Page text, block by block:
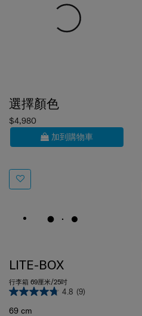
$4,980
加到購物車
行李箱 69厘米/25吋
4.8
69 cm
比較